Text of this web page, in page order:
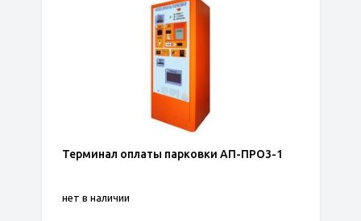
Терминал оплаты парковки АП-ПРО3-1
нет в наличии